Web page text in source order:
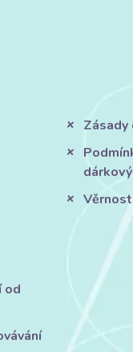
od
Zásady